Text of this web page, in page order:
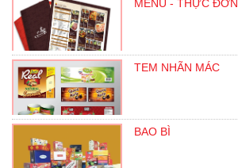
MENU - THỰC ĐƠN
TEM NHÃN MÁC
BAO BÌ